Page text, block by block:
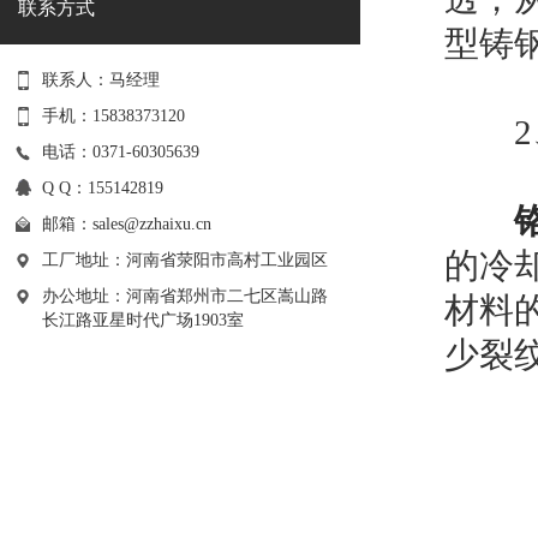
联系方式
联系人：马经理
手机：15838373120
电话：0371-60305639
Q Q：155142819
邮箱： sales@zzhaixu.cn
工厂地址：河南省荥阳市高村工业园区
办公地址：河南省郑州市二七区嵩山路
长江路亚星时代广场1903室
型铸
2、
的冷
材料
少裂